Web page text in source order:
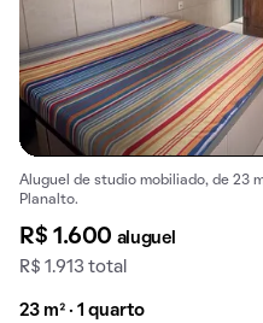
Aluguel de studio mobiliado, de 23
Planalto.
R$ 1.600 aluguel
R$ 1.913 total
23 m² · 1 quarto